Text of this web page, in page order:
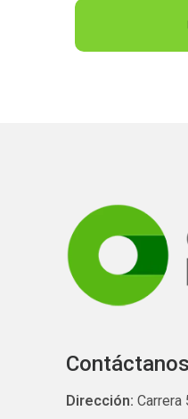
Contáctanos
Dirección: Carrera